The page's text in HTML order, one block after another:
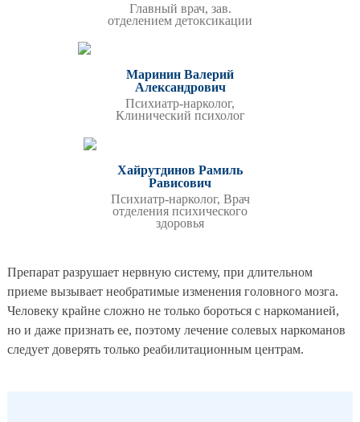
Главный врач, зав.
отделением детоксикации
Маринин Валерий
Александрович
Психиатр-нарколог,
Клинический психолог
Хайрутдинов Рамиль
Рависович
Психиатр-нарколог, Врач
отделения психического
здоровья
Препарат разрушает нервную систему, при длительном
приеме вызывает необратимые изменения головного мозга.
Человеку крайне сложно не только бороться с наркоманией,
но и даже признать ее, поэтому лечение солевых наркоманов
следует доверять только реабилитационным центрам.